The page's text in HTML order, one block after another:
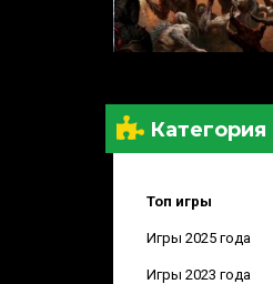
Категория
Топ игры
Игры 2025 года
Игры 2023 года